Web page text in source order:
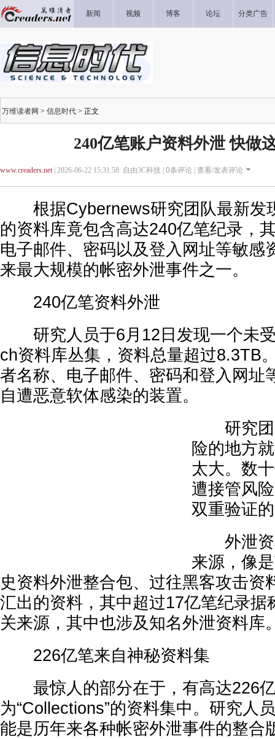
新闻 视频 博客 论坛 分类广告
万维读者网 > 信息时代 > 正文
240亿笔账户资料外泄 快做
www.creaders.net| 2026-06-22 15:31:58 自由3C科技 | 0条评论 | 查看/发表评论
根据Cybernews研究团队最新发
的资料库竟包含高达240亿笔纪录，
电子邮件、密码以及登入网址等敏感
来最大规模的帐密外泄事件之一。
240亿笔资料外泄
研究人员于6月12日发现一个未
ch资料库丛集，资料总量超过8.3TB
者名称、电子邮件、密码和登入网址
自遭恶意软体感染的装置。
研究团
险的地方
太大。数
遭接管风
双重验证
外泄资
来源，像
史资料外泄整合包、过往黑客攻击资
汇出的资料，其中超过17亿笔纪录据
关来源，其中也涉及知名外泄资料库
226亿笔来自神秘资料集
最惊人的部分在于，有高达226亿
为“Collections”的资料集中。研究人
能是历年来各种帐密外泄事件的整合